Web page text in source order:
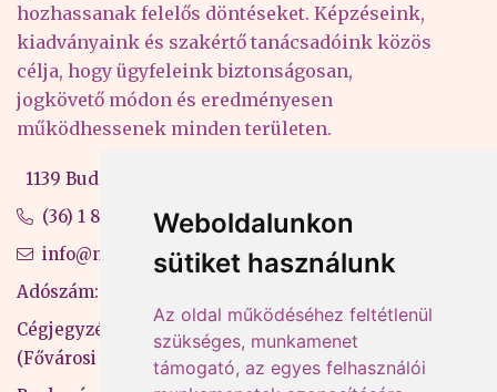
Weboldalunkon
sütiket használunk
Az oldal működéséhez feltétlenül
szükséges, munkamenet
támogató, az egyes felhasználói
hozhassanak felelős döntéseket. Képzéseink,
kiadványaink és szakértő tanácsadóink közös
célja, hogy ügyfeleink biztonságosan,
jogkövető módon és eredményesen
működhessenek minden területen.
1139 Budapest, Váci út 99-105. 4. em.
(36) 1 880 76 00
info@mprx.hu
Adószám: 13598145-2-41
Cégjegyzékszám: 01-09-883770
(Fővárosi Bíróság)